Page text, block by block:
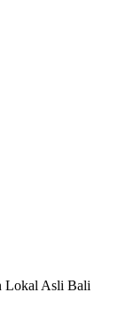
Lokal Asli Bali